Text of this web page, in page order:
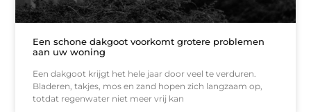
Een schone dakgoot voorkomt grotere problemen
aan uw woning
Een dakgoot krijgt het hele jaar door veel te verduren.
Bladeren, takjes, mos en zand hopen zich langzaam op,
totdat regenwater niet meer vrij kan